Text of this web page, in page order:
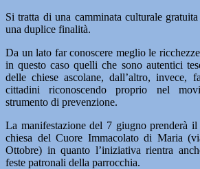
Si tratta di una camminata culturale
una duplice finalità.
Da un lato far conoscere meglio le
in questo caso quelli che sono autentici
delle chiese ascolane, dall’altro, invece,
cittadini riconoscendo proprio nel
strumento di prevenzione.
La manifestazione del 7 giugno prenderà
chiesa del Cuore Immacolato di Maria
Ottobre) in quanto l’iniziativa rientra
feste patronali della parrocchia.